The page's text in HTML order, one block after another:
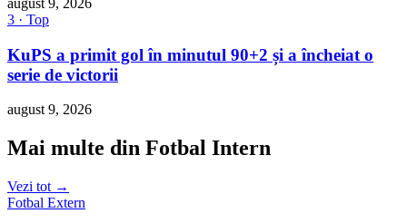
3 · Top
KuPS a primit gol în minutul 90+2 și a încheiat o
serie de victorii
august 9, 2026
Mai multe din Fotbal Intern
Vezi tot →
Fotbal Extern